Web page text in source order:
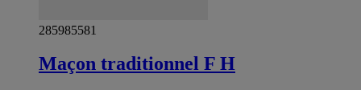
285985581
Maçon traditionnel F H